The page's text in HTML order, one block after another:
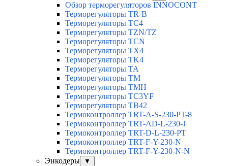
Обзор терморегуляторов INNOCONT
Терморегуляторы TR-B
Терморегуляторы TC4
Терморегуляторы TZN/TZ
Терморегуляторы TCN
Терморегуляторы TX4
Терморегуляторы TK4
Терморегуляторы TA
Терморегуляторы TM
Терморегуляторы TMH
Терморегуляторы TC3YF
Терморегуляторы TB42
Термоконтроллер TRT-A-S-230-PT-8
Термоконтроллер TRT-AD-L-230-J
Термоконтроллер TRT-D-L-230-PT
Термоконтроллер TRT-F-Y-230-N
Термоконтроллер TRT-F-Y-230-N-N
Энкодеры
▼